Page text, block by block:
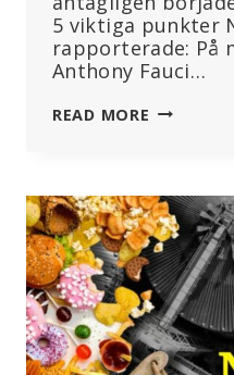
5 viktiga punkter
rapporterade: På
Anthony Fauci…
READ MORE VARFÖR
I
ETT
5
VIKTIGA
PUNKTER
+
MER